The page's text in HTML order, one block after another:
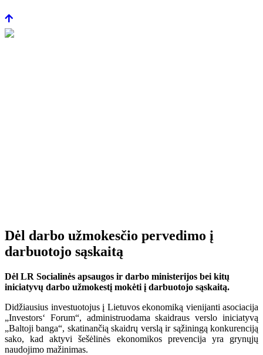
Dėl darbo užmokesčio pervedimo į
darbuotojo sąskaitą
Dėl LR Socialinės apsaugos ir darbo ministerijos bei kitų
iniciatyvų darbo užmokestį mokėti į darbuotojo sąskaitą.
Didžiausius investuotojus į Lietuvos ekonomiką vienijanti asociacija
„Investors‘ Forum“, administruodama skaidraus verslo iniciatyvą
„Baltoji banga“, skatinančią skaidrų verslą ir sąžiningą konkurenciją
sako, kad aktyvi šešėlinės ekonomikos prevencija yra grynųjų
naudojimo mažinimas.